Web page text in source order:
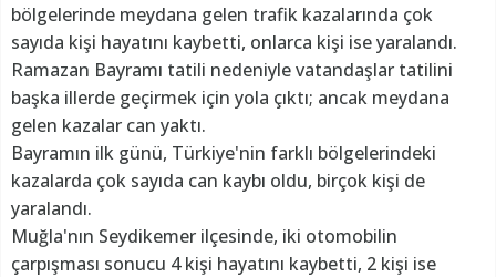
bölgelerinde meydana gelen trafik kazalarında çok
sayıda kişi hayatını kaybetti, onlarca kişi ise yaralandı.
Ramazan Bayramı tatili nedeniyle vatandaşlar tatilini
başka illerde geçirmek için yola çıktı; ancak meydana
gelen kazalar can yaktı.
Bayramın ilk günü, Türkiye'nin farklı bölgelerindeki
kazalarda çok sayıda can kaybı oldu, birçok kişi de
yaralandı.
Muğla'nın Seydikemer ilçesinde, iki otomobilin
çarpışması sonucu 4 kişi hayatını kaybetti, 2 kişi ise